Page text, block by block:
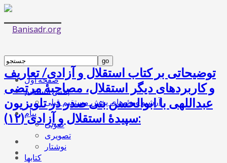
صفحه اول
پخش مستقیم
آرشیو ویدئوهای پخش مستقیم قبلی
پیام
صوتی
تصویری
نوشتار
کتابها
توضیحاتی بر کتاب استقلال و آزادی/ تعاریف
و کاربردهای دیگر استقلال، مصاحبۀ مرتضی
عبداللهی با ابوالحسن بنی صدر در تلویزیون
سپیدۀ استقلال و آزادی (١٢):